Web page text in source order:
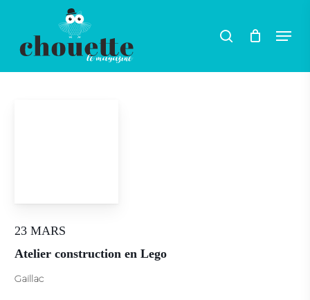
main
content
search
23 MARS
Atelier construction en Lego
Gaillac